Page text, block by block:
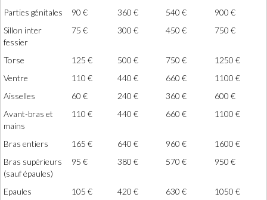
Parties génitales
90 € 360 € 540 €
900 €
Sillon inter
fessier
75 € 300 € 450 € 750 €
Torse 125 € 500 € 750 €
1250 €
Ventre
110 € 440 € 660 €
1100 €
Aisselles
60 € 240 € 360 €
600 €
Avant-bras et
mains
110 € 440 € 660 € 1100 €
Bras entiers 165 € 640 € 960 €
1600 €
Bras supérieurs
(sauf épaules)
95 € 380 € 570 € 950 €
Epaules 105 € 420 € 630 €
1050 €